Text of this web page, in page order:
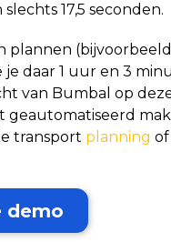
17,5 seconden.
plannen
je daar 1 uur en 3
van Bumbal op
geautomatiseerd
transport planning of
demo